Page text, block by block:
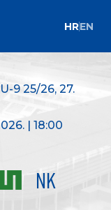
HREN
9 25/26, 27.
| 18:00
NK